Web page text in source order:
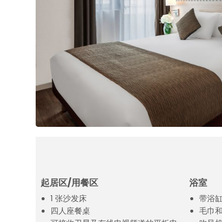
起居区/用餐区
1 张沙发床
四人座餐桌
浴室
带浴
毛巾